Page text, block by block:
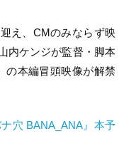
え、CMのみならず映
内ケンジが監督・脚本
の本編冒頭映像が解禁
穴 BANA_ANA』本予